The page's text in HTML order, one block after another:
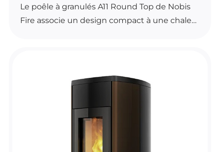
Le poêle à granulés A11 Round Top de Nobis
Fire associe un design compact à une chaleur
télécommande et thermostat d’ambiance,
ainsi qu’une connexion Wi-Fi de série pour
Son brasier autonettoyant, sa convection
naturelle et sa ventilation frontale